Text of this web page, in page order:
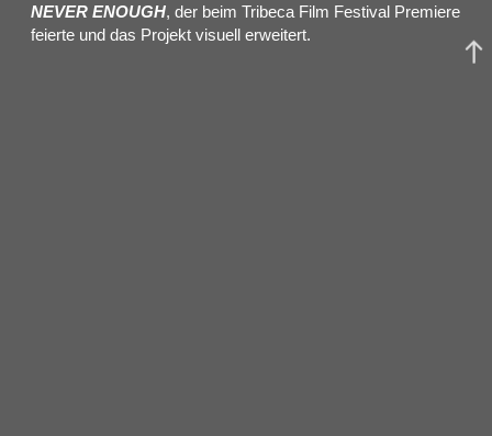
NEVER ENOUGH, der beim Tribeca Film Festival Premiere
feierte und das Projekt visuell erweitert.